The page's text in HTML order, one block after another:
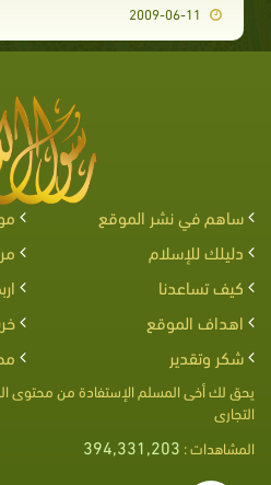
ساهم في نشر الموقع
دليلك للإسلام
كيف تساعدنا
اهداف الموقع
شكر وتقدير
يحق لك أخى المسلم الإستفادة من محتوى
التجارى
المشاهدات : 394,331,203